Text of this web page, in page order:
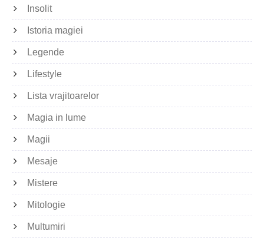
Insolit
Istoria magiei
Legende
Lifestyle
Lista vrajitoarelor
Magia in lume
Magii
Mesaje
Mistere
Mitologie
Multumiri